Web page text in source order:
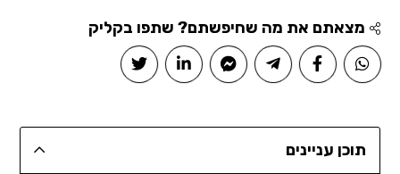
מצאתם את מה שחיפשתם? שתפו בקליק
תוכן עניינים